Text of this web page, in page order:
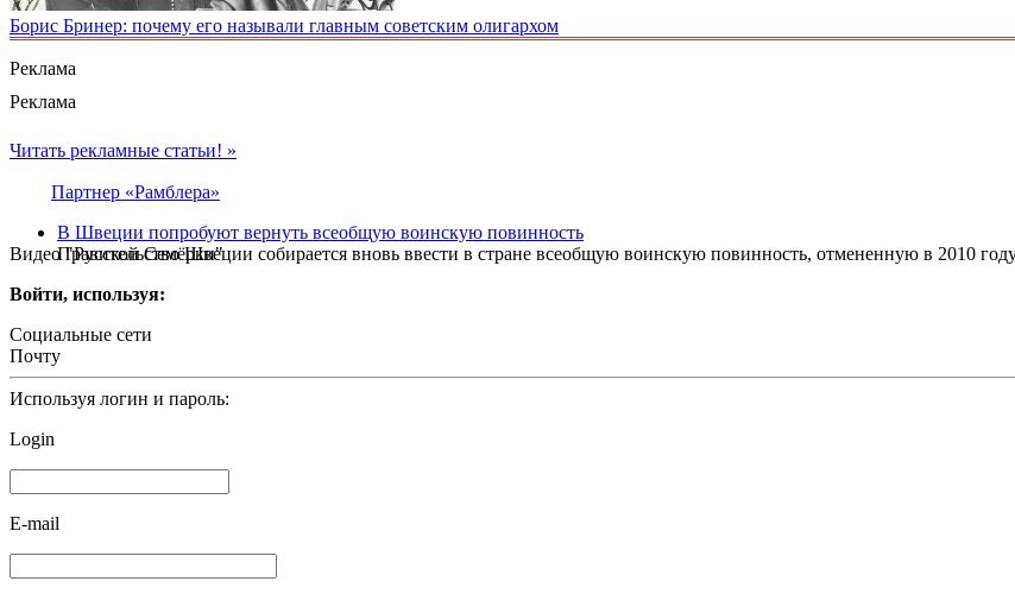
Борис Бринер: почему его называли главным советским олигархом
Реклама
Реклама
Видео "Русской Семёрки"
Читать рекламные статьи! »
Партнер «Рамблера»
В Швеции попробуют вернуть всеобщую воинскую повинность
Правительство Швеции собирается вновь ввести в стране всеобщую воинскую повинность, отмененную в 2010
Войти, используя:
Социальные сети
Почту
Используя логин и пароль:
Login
E-mail